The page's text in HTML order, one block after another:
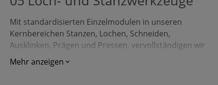
Mit standardisierten Einzelmodulen in unseren
Kernbereichen Stanzen, Lochen, Schneiden,
Ausklinken, Prägen und Pressen, vervollständigen wir
Ihren Produktionsprozess. Auch mit speziell
entwickelten Rüstsätzen, konzipieren wir innovative,
Mehr anzeigen